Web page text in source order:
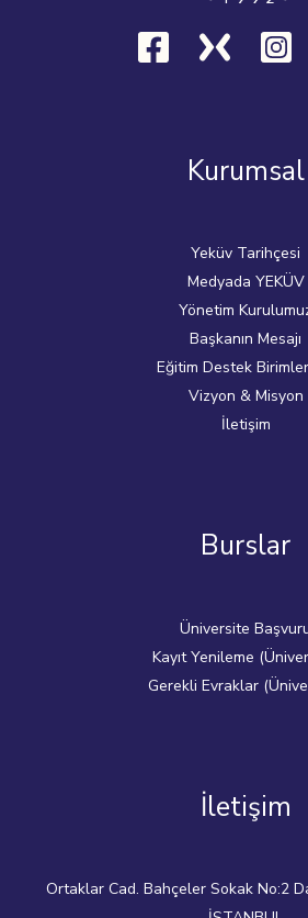
Kurumsal
Yeküv Tarihçesi
Medyada YEKÜV
Yönetim
Başkanın Mesajı
Eğitim Destek
Vizyon & Misyon
İletişim
Burslar
Üniversite
Kayıt Yenileme
Gerekli Evraklar
İletişim
Ortaklar Cad. Bahçeler Sokak No:2